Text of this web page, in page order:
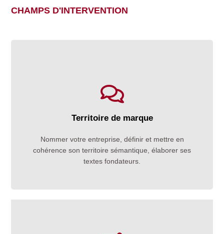
CHAMPS D'INTERVENTION
Territoire de marque
Nommer votre entreprise, définir et mettre en
cohérence son territoire sémantique, élaborer ses
textes fondateurs.
éditoriale – Textes du discours fondateur (base-line,
claim, profil, raison d'être, manifeste, valeurs…)